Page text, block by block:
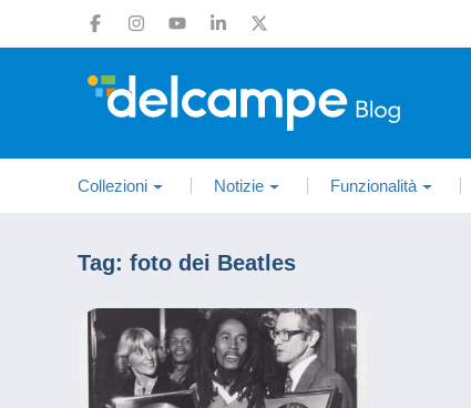
Collezioni Notizie Funzionalità
Tag: foto dei Beatles